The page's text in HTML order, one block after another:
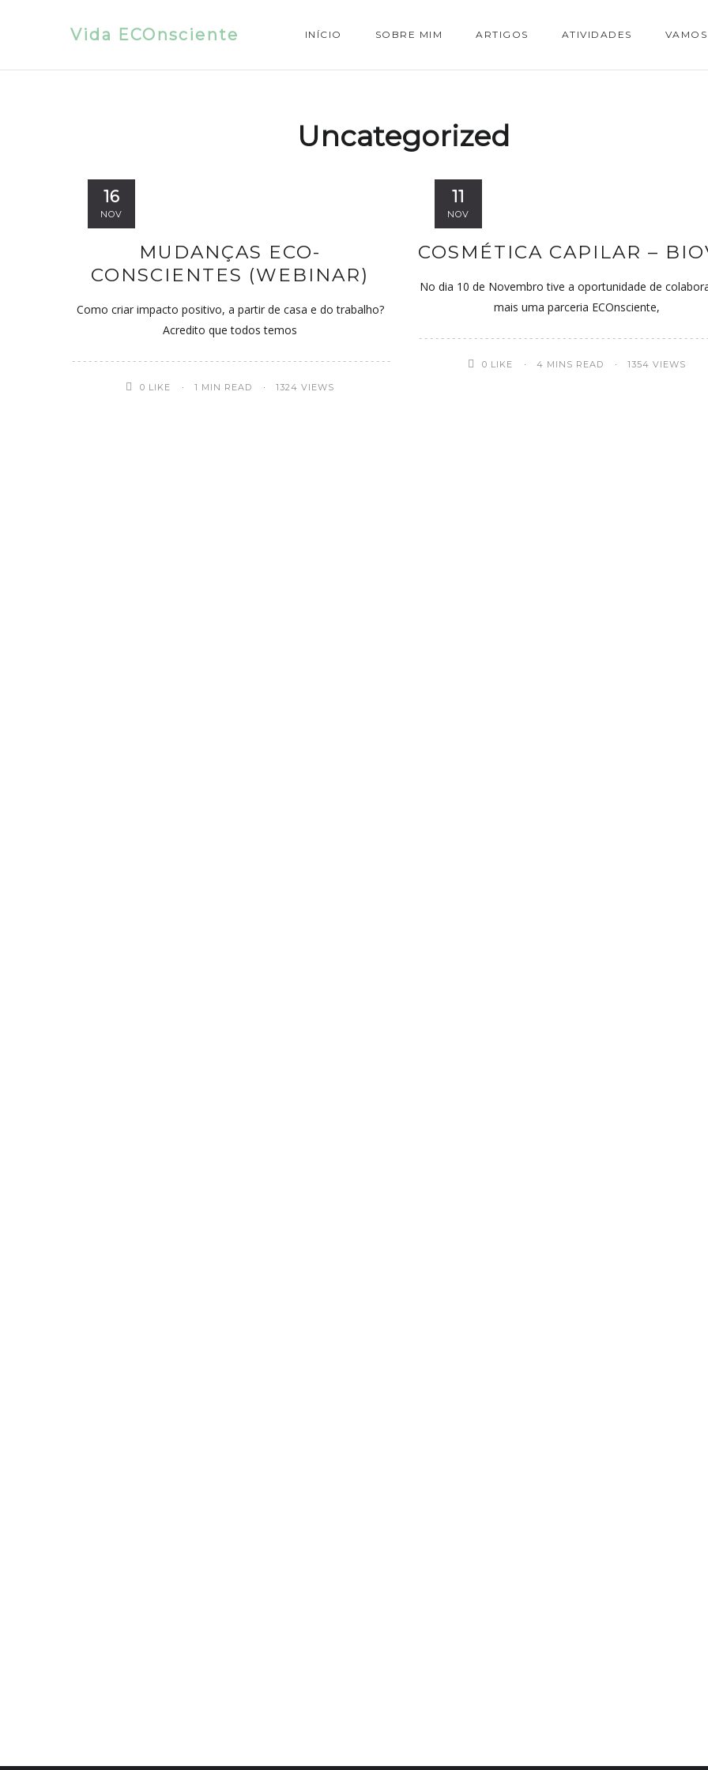
Vida ECOnsciente INÍCIO SOBRE MIM ARTIGOS ATIVIDADES
Uncategorized
16
NOV
MUDANÇAS ECO-
CONSCIENTES (WEBINAR)
Como criar impacto positivo, a partir de casa e do trabalho?
Acredito que todos temos
0 LIKE 1 MIN READ 1324 VIEWS
11
NOV
COSMÉTICA CAPILAR –
No dia 10 de Novembro tive a oportunidade de
mais uma parceria ECOnsciente,
0 LIKE 4 MINS READ 1354 VIEWS